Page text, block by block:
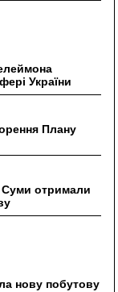
України
Плану
Суми отримали
нову побутову